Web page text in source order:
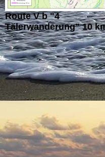
Route V b "4
Tälerwanderung" 10